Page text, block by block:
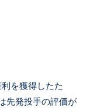
を獲得したた
先発投手の評価が